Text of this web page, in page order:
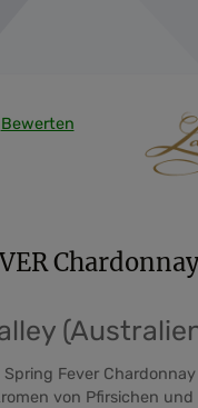
Bewertung von 0 von 5
Bewerten
Spring Fever
von Pfirsichen und